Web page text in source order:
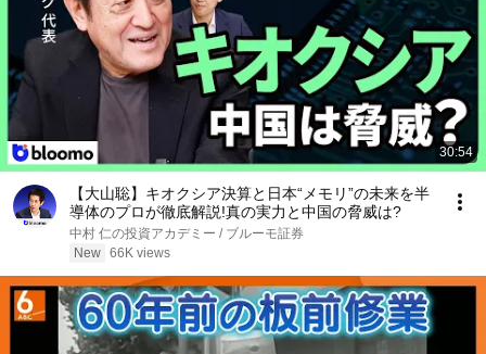
30:54
【大山聡】キオクシア決算と日本“メモリ”の未来を半
導体のプロが徹底解説!真の実力と中国の脅威は?
中村 仁の投資アカデミー / ブルーモ証券
New 66K views